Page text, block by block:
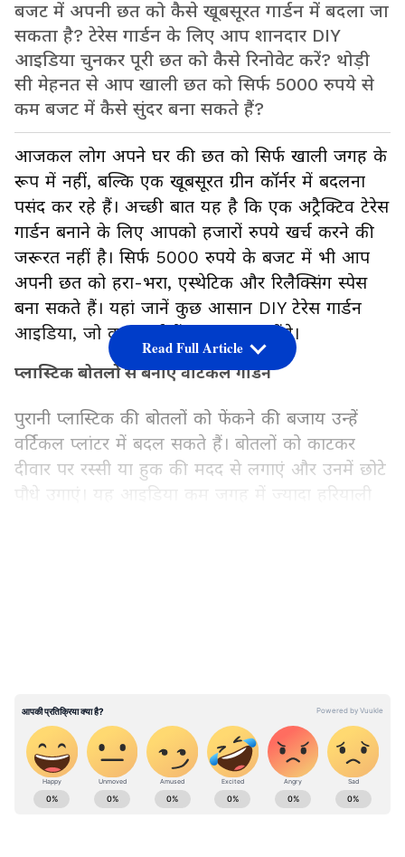
बजट में अपनी छत को कैसे खूबसूरत गार्डन में बदला जा
सकता है? टेरेस गार्डन के लिए आप शानदार DIY
आइडिया चुनकर पूरी छत को कैसे रिनोवेट करें? थोड़ी
सी मेहनत से आप खाली छत को सिर्फ 5000 रुपये से
कम बजट में कैसे सुंदर बना सकते हैं?
आजकल लोग अपने घर की छत को सिर्फ खाली जगह के
रूप में नहीं, बल्कि एक खूबसूरत ग्रीन कॉर्नर में बदलना
पसंद कर रहे हैं। अच्छी बात यह है कि एक अट्रैक्टिव टेरेस
गार्डन बनाने के लिए आपको हजारों रुपये खर्च करने की
जरूरत नहीं है। सिर्फ 5000 रुपये के बजट में भी आप
अपनी छत को हरा-भरा, एस्थेटिक और रिलैक्सिंग स्पेस
बना सकते हैं। यहां जानें कुछ आसान DIY टेरेस गार्डन
आइडिया, जो कम खर्च में शानदार लुक देंगे।
प्लास्टिक बोतलों से बनाएं वर्टिकल गार्डन
पुरानी प्लास्टिक की बोतलों को फेंकने की बजाय उन्हें
वर्टिकल प्लांटर में बदल सकते हैं। बोतलों को काटकर
दीवार पर रस्सी या हुक की मदद से लगाएं और उनमें छोटे
पौधे उगाएं। यह आइडिया कम जगह में ज्यादा हरियाली
Read Full Article
ABOUT THE AUTHOR